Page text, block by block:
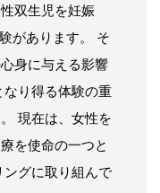
双生児を妊娠
があります。 そ
身に与える影響
り得る体験の重
現在は、女性を
を使命の一つと
ングに取り組んで